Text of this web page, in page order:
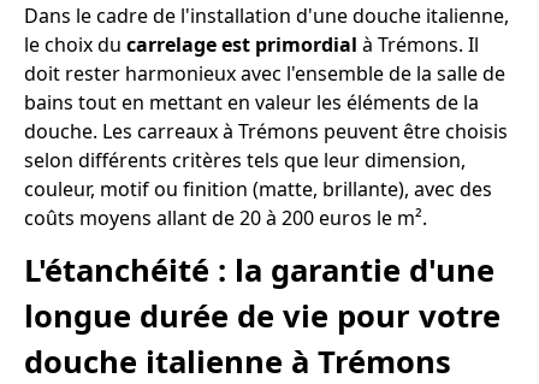
Dans le cadre de l'installation d'une douche italienne,
le choix du carrelage est primordial à Trémons. Il
doit rester harmonieux avec l'ensemble de la salle de
bains tout en mettant en valeur les éléments de la
douche. Les carreaux à Trémons peuvent être choisis
selon différents critères tels que leur dimension,
couleur, motif ou finition (matte, brillante), avec des
coûts moyens allant de 20 à 200 euros le m².
L'étanchéité : la garantie d'une
longue durée de vie pour votre
douche italienne à Trémons